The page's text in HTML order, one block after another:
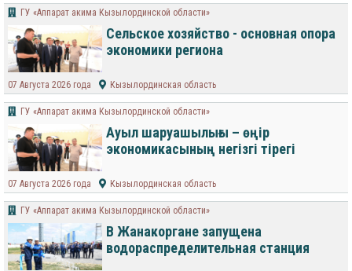
ГУ «Аппарат акима Кызылординской области»
Сельское хозяйство - основная опора
экономики региона
07 Августа 2026 года Кызылординская область
ГУ «Аппарат акима Кызылординской области»
Ауыл шаруашылығы – өңір
экономикасының негізгі тірегі
07 Августа 2026 года Кызылординская область
ГУ «Аппарат акима Кызылординской области»
В Жанакоргане запущена
водораспределительная станция